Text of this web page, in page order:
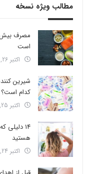
مطالب ویژه نسخه
است
اکتبر 26, 2024
شیرین
کدام است؟
اکتبر 25, 2024
14
هستید
اکتبر 24, 2024